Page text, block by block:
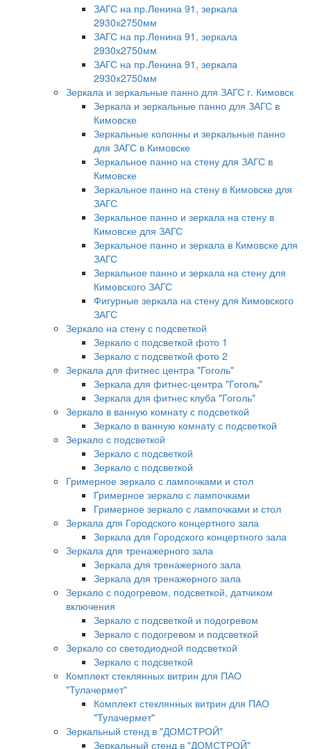
ЗАГС на пр.Ленина 91, зеркала
2930х2750мм
ЗАГС на пр.Ленина 91, зеркала
2930х2750мм
ЗАГС на пр.Ленина 91, зеркала
2930х2750мм
Зеркала и зеркальные панно для ЗАГС г. Кимовск
Зеркала и зеркальные панно для ЗАГС в
Кимовске
Зеркальные колонны и зеркальные панно
для ЗАГС в Кимовске
Зеркальное панно на стену для ЗАГС в
Кимовске
Зеркальное панно на стену в Кимовске для
ЗАГС
Зеркальное панно и зеркала на стену в
Кимовске для ЗАГС
Зеркальное панно и зеркала в Кимовске для
ЗАГС
Зеркальное панно и зеркала на стену для
Кимовского ЗАГС
Фигурные зеркала на стену для Кимовского
ЗАГС
Зеркало на стену с подсветкой
Зеркало с подсветкой фото 1
Зеркало с подсветкой фото 2
Зеркала для фитнес центра "Гоголь"
Зеркала для фитнес-центра "Гоголь"
Зеркала для фитнес клуба "Гоголь"
Зеркало в ванную комнату с подсветкой
Зеркало в ванную комнату с подсветкой
Зеркало с подсветкой
Зеркало с подсветкой
Зеркало с подсветкой
Гримерное зеркало с лампочками и стол
Гримерное зеркало с лампочками
Гримерное зеркало с лампочками и стол
Зеркала для Городского концертного зала
Зеркала для Городского концертного зала
Зеркала для тренажерного зала
Зеркала для тренажерного зала
Зеркала для тренажерного зала
Зеркало с подогревом, подсветкой, датчиком
включения
Зеркало с подсветкой и подогревом
Зеркало с подогревом и подсветкой
Зеркало со светодиодной подсветкой
Зеркало с подсветкой
Комплект стеклянных витрин для ПАО
"Тулачермет"
Комплект стеклянных витрин для ПАО
"Тулачермет"
Зеркальный стенд в "ДОМСТРОЙ"
Зеркальный стенд в "ДОМСТРОЙ"